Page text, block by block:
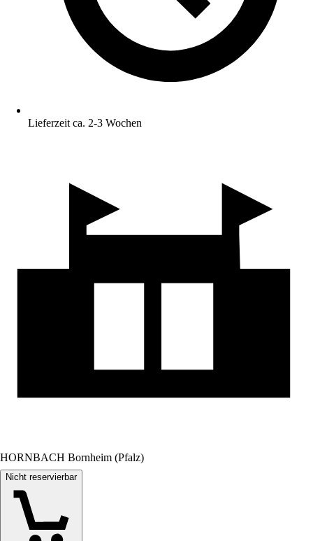
Lieferzeit ca. 2-3 Wochen
HORNBACH Bornheim (Pfalz)
Nicht reservierbar